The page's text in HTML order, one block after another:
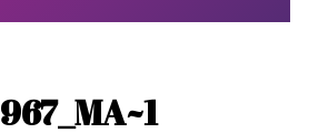
967_MA~1